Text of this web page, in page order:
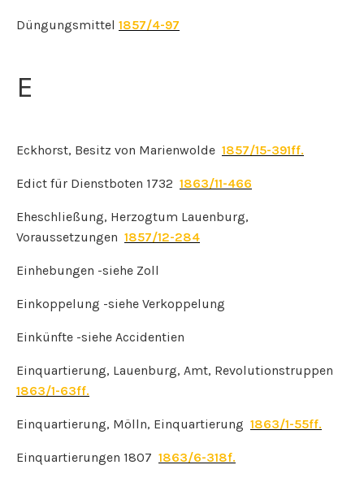
Düngungsmittel 1857/4-97
E
Eckhorst, Besitz von Marienwolde 1857/15-391ff.
Edict für Dienstboten 1732 1863/11-466
Eheschließung, Herzogtum Lauenburg,
Voraussetzungen 1857/12-284
Einhebungen -siehe Zoll
Einkoppelung -siehe Verkoppelung
Einkünfte -siehe Accidentien
Einquartierung, Lauenburg, Amt, Revolutionstruppen
1863/1-63ff.
Einquartierung, Mölln, Einquartierung 1863/1-55ff.
Einquartierungen 1807 1863/6-318f.